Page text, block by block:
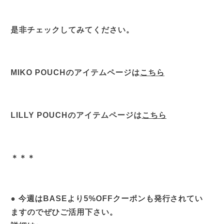
是非チェックしてみてください。
MIKO POUCHのアイテムページは こちら
LILLY POUCHのアイテムページは こちら
＊＊＊
● 今週はBASEより5%OFFクーポンも発行されてい
ますのでぜひご活用下さい。